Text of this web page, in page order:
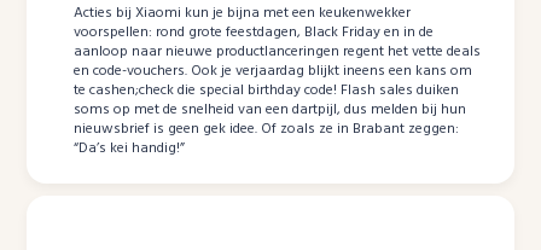
Acties bij Xiaomi kun je bijna met een keukenwekker
voorspellen: rond grote feestdagen, Black Friday en in de
aanloop naar nieuwe productlanceringen regent het vette deals
en code-vouchers. Ook je verjaardag blijkt ineens een kans om
te cashen;check die special birthday code! Flash sales duiken
soms op met de snelheid van een dartpijl, dus melden bij hun
nieuwsbrief is geen gek idee. Of zoals ze in Brabant zeggen:
“Da’s kei handig!”